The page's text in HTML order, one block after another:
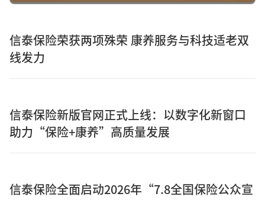
信泰保险荣获两项殊荣 康养服务与科技适老双
线发力
信泰保险新版官网正式上线：以数字化新窗口
助力“保险+康养”高质量发展
信泰保险全面启动2026年“7.8全国保险公众宣